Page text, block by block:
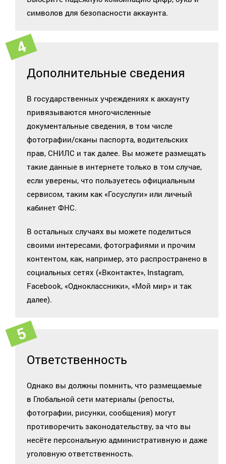
символов для безопасности аккаунта.
Дополнительные сведения
В государственных учреждениях к аккаунту
привязываются многочисленные
документальные сведения, в том числе
фотографии/сканы паспорта, водительских
прав, СНИЛС и так далее. Вы можете размещать
такие данные в интернете только в том случае,
если уверены, что пользуетесь официальным
сервисом, таким как «Госуслуги» или личный
кабинет ФНС.
В остальных случаях вы можете поделиться
своими интересами, фотографиями и прочим
контентом, как, например, это распространено в
социальных сетях («Вконтакте», Instagram,
Facebook, «Одноклассники», «Мой мир» и так
далее).
Ответственность
Однако вы должны помнить, что размещаемые
в Глобальной сети материалы (репосты,
фотографии, рисунки, сообщения) могут
противоречить законодательству, за что вы
несёте персональную административную и даже
уголовную ответственность.